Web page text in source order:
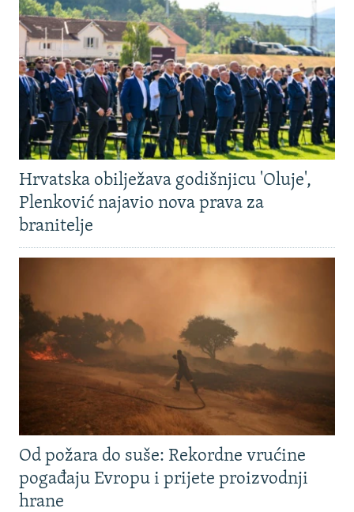
Hrvatska obilježava godišnjicu 'Oluje',
Plenković najavio nova prava za
branitelje
Od požara do suše: Rekordne vrućine
pogađaju Evropu i prijete proizvodnji
hrane